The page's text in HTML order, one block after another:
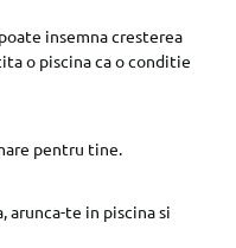
insemna cresterea
o piscina ca o conditie
pentru tine.
arunca-te in piscina si